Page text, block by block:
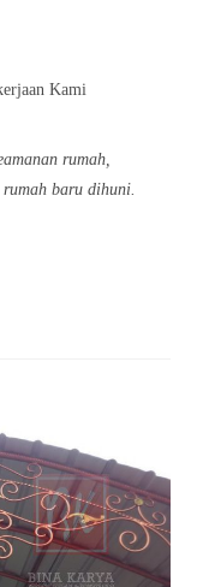
Kami
rumah,
rumah baru dihuni.